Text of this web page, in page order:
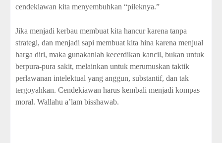
cendekiawan kita menyembuhkan “pileknya.”
Jika menjadi kerbau membuat kita hancur karena tanpa
strategi, dan menjadi sapi membuat kita hina karena menjual
harga diri, maka gunakanlah kecerdikan kancil, bukan untuk
berpura-pura sakit, melainkan untuk merumuskan taktik
perlawanan intelektual yang anggun, substantif, dan tak
tergoyahkan. Cendekiawan harus kembali menjadi kompas
moral. Wallahu a’lam bisshawab.